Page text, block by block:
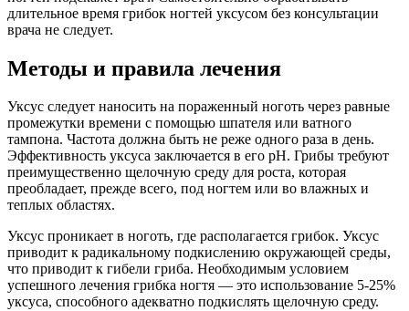
длительное время грибок ногтей уксусом без консультации
врача не следует.
Методы и правила лечения
Уксус следует наносить на пораженный ноготь через равные
промежутки времени с помощью шпателя или ватного
тампона. Частота должна быть не реже одного раза в день.
Эффективность уксуса заключается в его рН. Грибы требуют
преимущественно щелочную среду для роста, которая
преобладает, прежде всего, под ногтем или во влажных и
теплых областях.
Уксус проникает в ноготь, где располагается грибок. Уксус
приводит к радикальному подкислению окружающей среды,
что приводит к гибели гриба. Необходимым условием
успешного лечения грибка ногтя — это использование 5-25%
уксуса, способного адекватно подкислять щелочную среду.